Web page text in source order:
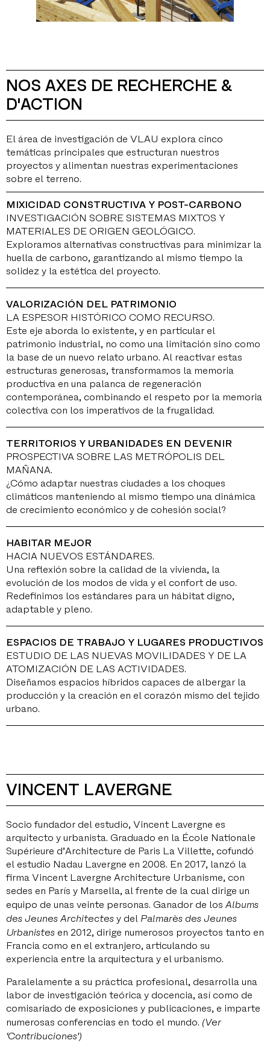
NOS AXES DE RECHERCHE &
D'ACTION
El área de investigación de VLAU explora cinco
temáticas principales que estructuran nuestros
proyectos y alimentan nuestras experimentaciones
sobre el terreno.
MIXICIDAD CONSTRUCTIVA Y POST-CARBONO
INVESTIGACIÓN SOBRE SISTEMAS MIXTOS Y
MATERIALES DE ORIGEN GEOLÓGICO.
Exploramos alternativas constructivas para minimizar la
huella de carbono, garantizando al mismo tiempo la
solidez y la estética del proyecto.
VALORIZACIÓN DEL PATRIMONIO
LA ESPESOR HISTÓRICO COMO RECURSO.
Este eje aborda lo existente, y en particular el
patrimonio industrial, no como una limitación sino como
la base de un nuevo relato urbano. Al reactivar estas
estructuras generosas, transformamos la memoria
productiva en una palanca de regeneración
contemporánea, combinando el respeto por la memoria
colectiva con los imperativos de la frugalidad.
TERRITORIOS Y URBANIDADES EN DEVENIR
PROSPECTIVA SOBRE LAS METRÓPOLIS DEL
MAÑANA.
¿Cómo adaptar nuestras ciudades a los choques
climáticos manteniendo al mismo tiempo una dinámica
de crecimiento económico y de cohesión social?
HABITAR MEJOR
HACIA NUEVOS ESTÁNDARES.
Una reflexión sobre la calidad de la vivienda, la
evolución de los modos de vida y el confort de uso.
Redefinimos los estándares para un hábitat digno,
adaptable y pleno.
ESPACIOS DE TRABAJO Y LUGARES PRODUCTIVOS
ESTUDIO DE LAS NUEVAS MOVILIDADES Y DE LA
ATOMIZACIÓN DE LAS ACTIVIDADES.
Diseñamos espacios híbridos capaces de albergar la
producción y la creación en el corazón mismo del tejido
urbano.
VINCENT LAVERGNE
Socio fundador del estudio, Vincent Lavergne es
arquitecto y urbanista. Graduado en la École Nationale
Supérieure d’Architecture de Paris La Villette, cofundó
el estudio Nadau Lavergne en 2008. En 2017, lanzó la
firma Vincent Lavergne Architecture Urbanisme, con
sedes en París y Marsella, al frente de la cual dirige un
equipo de unas veinte personas. Ganador de los Albums
des Jeunes Architectes y del Palmarès des Jeunes
Urbanistes en 2012, dirige numerosos proyectos tanto en
Francia como en el extranjero, articulando su
experiencia entre la arquitectura y el urbanismo.
Paralelamente a su práctica profesional, desarrolla una
labor de investigación teórica y docencia, así como de
comisariado de exposiciones y publicaciones, e imparte
numerosas conferencias en todo el mundo. (Ver
‘Contribuciones’)